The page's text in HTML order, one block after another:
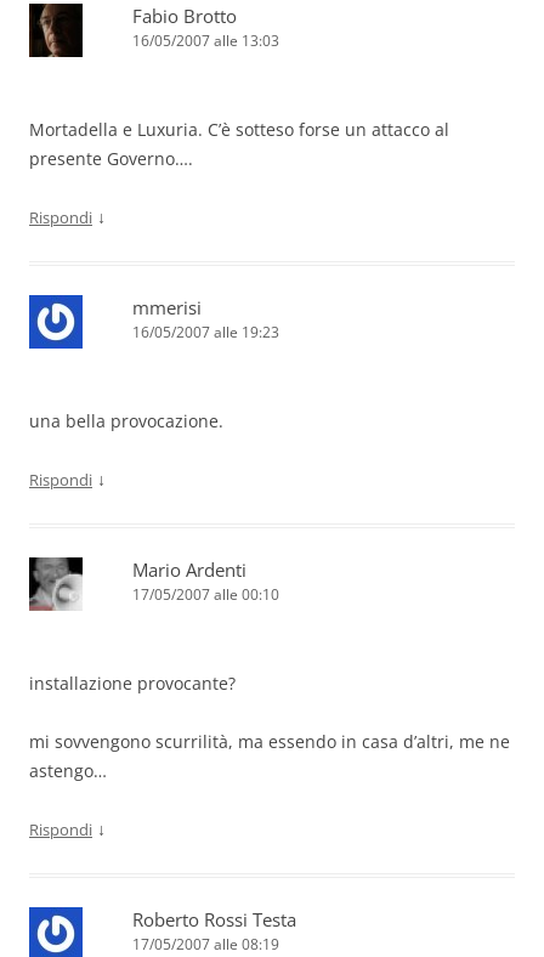
Fabio Brotto
16/05/2007 alle 13:03
Mortadella e Luxuria. C’è sotteso forse un attacco al
presente Governo….
Rispondi ↓
mmerisi
16/05/2007 alle 19:23
una bella provocazione.
Rispondi ↓
Mario Ardenti
17/05/2007 alle 00:10
installazione provocante?
mi sovvengono scurrilità, ma essendo in casa d’altri, me ne
astengo…
Rispondi ↓
Roberto Rossi Testa
17/05/2007 alle 08:19